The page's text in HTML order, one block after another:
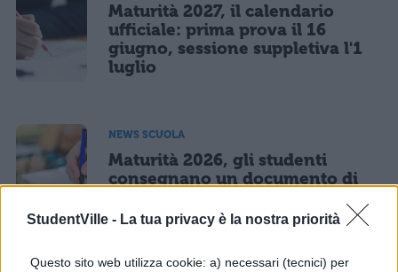
StudentVille - La tua privacy è la nostra priorità
Questo sito web utilizza cookie: a) necessari (tecnici) per
Maturità 2027, il calendario
ufficiale: prima prova il 16
giugno, sessione suppletiva l'1
luglio
NEWS SCUOLA
Maturità 2026, gli studenti
consegnano un documento di
PCTO e stress d'esame